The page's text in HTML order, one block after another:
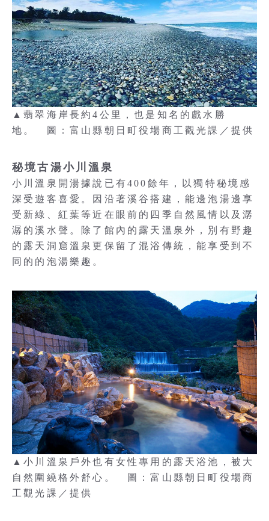
▲翡翠海岸長約4公里，也是知名的戲水勝
地。 圖：富山縣朝日町役場商工觀光課／提供
秘境古湯小川溫泉
小川溫泉開湯據說已有400餘年，以獨特秘境感
深受遊客喜愛。因沿著溪谷搭建，能邊泡湯邊享
受新綠、紅葉等近在眼前的四季自然風情以及潺
潺的溪水聲。除了館內的露天溫泉外，別有野趣
的露天洞窟溫泉更保留了混浴傳統，能享受到不
同的的泡湯樂趣。
▲小川溫泉戶外也有女性專用的露天浴池，被大
自然圍繞格外舒心。 圖：富山縣朝日町役場商
工觀光課／提供